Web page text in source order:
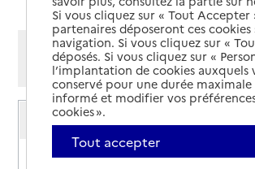
Afficher les résultats par:
Mode liste
Mode carte
Service autonomie à domicile (aide)
A2P
Adresse
23 rue du caporal Morange
Si vous cliquez sur « Tout Accepter
partenaires déposeront ces
navigation. Si vous cliquez sur «
déposés. Si vous cliquez sur «
l’implantation de cookies
conservé pour une durée
informé et modifier vos
cookies ».
Tout accepter